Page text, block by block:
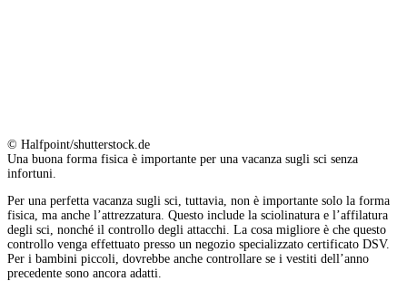
© Halfpoint/shutterstock.de
Una buona forma fisica è importante per una vacanza sugli sci senza
infortuni.
Per una perfetta vacanza sugli sci, tuttavia, non è importante solo la forma
fisica, ma anche l’attrezzatura. Questo include la sciolinatura e l’affilatura
degli sci, nonché il controllo degli attacchi. La cosa migliore è che questo
controllo venga effettuato presso un negozio specializzato certificato DSV.
Per i bambini piccoli, dovrebbe anche controllare se i vestiti dell’anno
precedente sono ancora adatti.